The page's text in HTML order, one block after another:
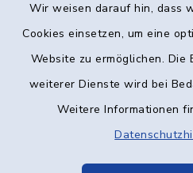
Wir weisen darauf hin, dass
Cookies einsetzen, um eine
Website zu ermöglichen. Die
weiterer Dienste wird bei
Weitere Informationen